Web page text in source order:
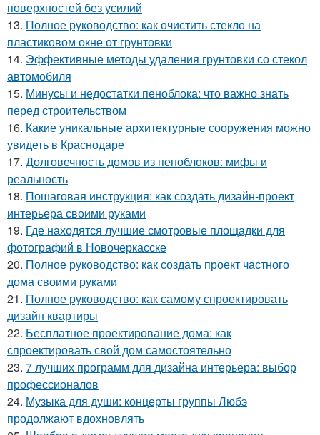
поверхностей без усилий
13. Полное руководство: как очистить стекло на
пластиковом окне от грунтовки
14. Эффективные методы удаления грунтовки со стекол
автомобиля
15. Минусы и недостатки пеноблока: что важно знать
перед строительством
16. Какие уникальные архитектурные сооружения можно
увидеть в Краснодаре
17. Долговечность домов из пеноблоков: мифы и
реальность
18. Пошаговая инструкция: как создать дизайн-проект
интерьера своими руками
19. Где находятся лучшие смотровые площадки для
фотографий в Новочеркасске
20. Полное руководство: как создать проект частного
дома своими руками
21. Полное руководство: как самому спроектировать
дизайн квартиры
22. Бесплатное проектирование дома: как
спроектировать свой дом самостоятельно
23. 7 лучших программ для дизайна интерьера: выбор
профессионалов
24. Музыка для души: концерты группы Любэ
продолжают вдохновлять